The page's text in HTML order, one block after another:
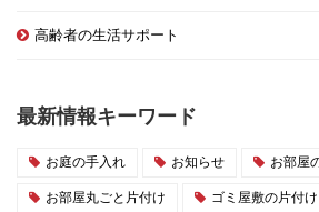
高齢者の生活サポート
最新情報キーワード
お庭の手入れ お知らせ お部屋
お部屋丸ごと片付け ゴミ屋敷の片付け